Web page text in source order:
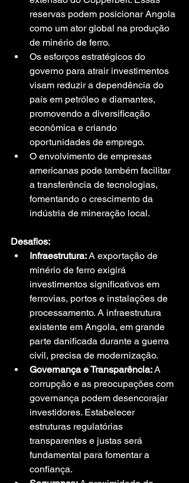
reservas podem posicionar Angola
como um ator global na produção
de minério de ferro.
Os esforços estratégicos do
governo para atrair investimentos
visam reduzir a dependência do
país em petróleo e diamantes,
promovendo a diversificação
econômica e criando
oportunidades de emprego.
O envolvimento de empresas
americanas pode também facilitar
a transferência de tecnologias,
fomentando o crescimento da
indústria de mineração local.
Desafios:
Infraestrutura: A exportação de
minério de ferro exigirá
investimentos significativos em
ferrovias, portos e instalações de
processamento. A infraestrutura
existente em Angola, em grande
parte danificada durante a guerra
civil, precisa de modernização.
Governança e Transparência: A
corrupção e as preocupações com
governança podem desencorajar
investidores. Estabelecer
estruturas regulatórias
transparentes e justas será
fundamental para fomentar a
confiança.